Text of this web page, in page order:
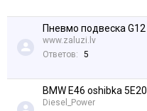
Пневмо подвеска G12
www.zaluzi.lv
Ответов:
5
BMW E46 oshibka 5E20
Diesel_Power